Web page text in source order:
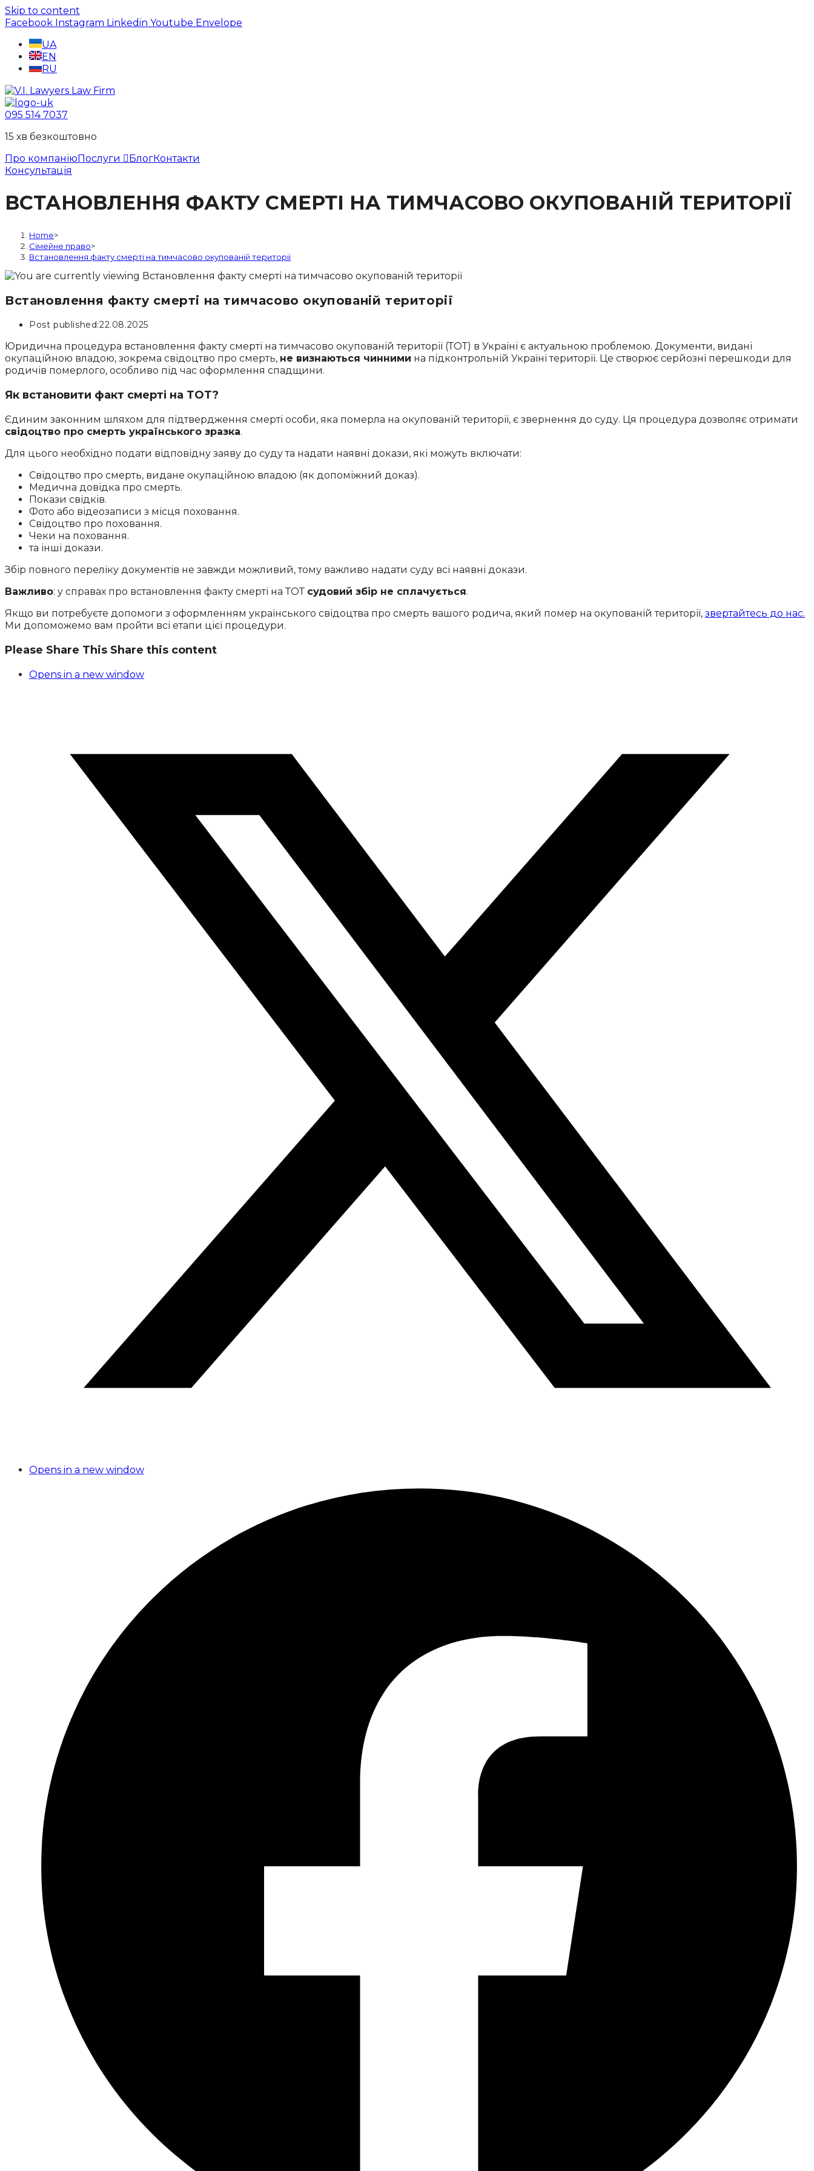
Skip to content
Facebook Instagram Linkedin Youtube Envelope
UA
EN
RU
095 514 7037
15 хв безкоштовно
Про компаніюПослуги БлогКонтакти
Консультація
ВСТАНОВЛЕННЯ ФАКТУ СМЕРТІ НА ТИМЧАСОВО ОКУПОВАНІЙ ТЕРИТОРІЇ
Home>
Сімейне право>
Встановлення факту смерті на тимчасово окупованій території
Встановлення факту смерті на тимчасово окупованій території
Post published:22.08.2025
Юридична процедура встановлення факту смерті на тимчасово окупованій території (ТОТ) в Україні є актуальною проблемою. Документи, видані
окупаційною владою, зокрема свідоцтво про смерть, не визнаються чинними на підконтрольній Україні території. Це створює серйозні перешкоди для
родичів померлого, особливо під час оформлення спадщини.
Як встановити факт смерті на ТОТ?
Єдиним законним шляхом для підтвердження смерті особи, яка померла на окупованій території, є звернення до суду. Ця процедура дозволяє отримати
свідоцтво про смерть українського зразка.
Для цього необхідно подати відповідну заяву до суду та надати наявні докази, які можуть включати:
Свідоцтво про смерть, видане окупаційною владою (як допоміжний доказ).
Медична довідка про смерть.
Покази свідків.
Фото або відеозаписи з місця поховання.
Свідоцтво про поховання.
Чеки на поховання.
та інші докази.
Збір повного переліку документів не завжди можливий, тому важливо надати суду всі наявні докази.
Важливо: у справах про встановлення факту смерті на ТОТ судовий збір не сплачується.
Якщо ви потребуєте допомоги з оформленням українського свідоцтва про смерть вашого родича, який помер на окупованій території, звертайтесь до нас.
Ми допоможемо вам пройти всі етапи цієї процедури.
Please Share This Share this content
Opens in a new window
Opens in a new window